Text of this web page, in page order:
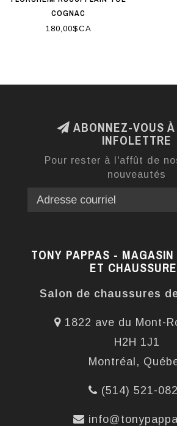
COGNAC
180,00$CA
ABONNEZ-VOUS À
INFOLETTRE
Pour rester à l'affût de
nouveautés
TONY PAPPAS -
ET
Salon de chaussures
1822 ave du Mont-
H2H 1J1
Montréal,
(514) 521-